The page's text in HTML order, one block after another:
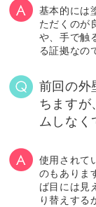
基本的には
ただくのが
や、手で触
る証拠なの
前回の外
ちますが
ムしなく
使用されて
のもありま
ば目には見
り替えする